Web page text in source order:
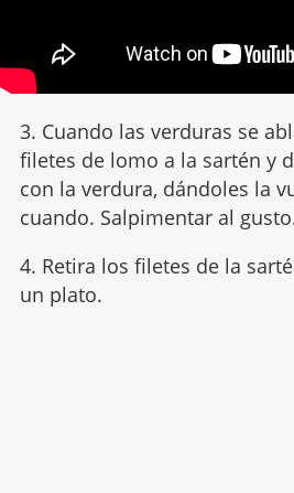
3. Cuando las verduras se
filetes de lomo a la sartén y
con la verdura, dándoles la
cuando. Salpimentar al
4. Retira los filetes de la
un plato.